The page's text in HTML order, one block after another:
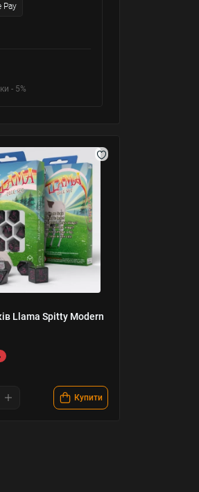
Pay
- 5%
Llama Spitty Modern
Купити